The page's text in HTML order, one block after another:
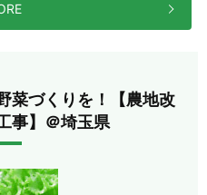
菜づくりを！【農地改
事】＠埼玉県